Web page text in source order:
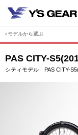
モデルから選ぶ
PAS CITY-
シティモデル PAS CITY-